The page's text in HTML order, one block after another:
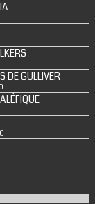
DE GULLIVER